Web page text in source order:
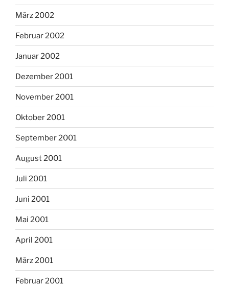
März 2002
Februar 2002
Januar 2002
Dezember 2001
November 2001
Oktober 2001
September 2001
August 2001
Juli 2001
Juni 2001
Mai 2001
April 2001
März 2001
Februar 2001